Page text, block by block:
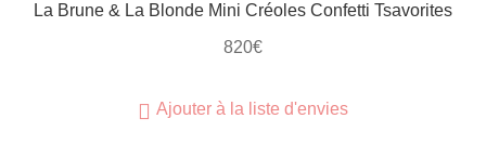
La Brune & La Blonde Mini Créoles Confetti Tsavorites
820€
Ajouter à la liste d'envies